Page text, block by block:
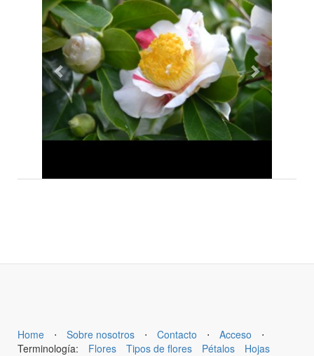
Home ⋅ Sobre nosotros ⋅ Contacto ⋅ Acceso
⋅
Terminología:
Flores Tipos de flores Pétalos Hojas